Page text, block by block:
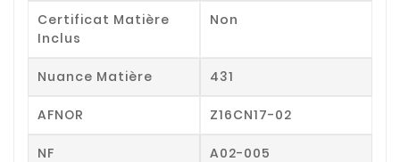
Certificat Matière
Inclus
Non
Nuance Matière 431
AFNOR Z16CN17-02
NF A02-005